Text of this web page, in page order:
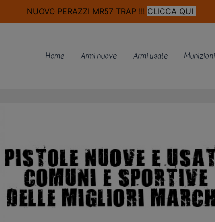
NUOVO PERAZZI MR57 TRAP !!! CLICCA QUI
Home Armi nuove Armi usate Munizioni